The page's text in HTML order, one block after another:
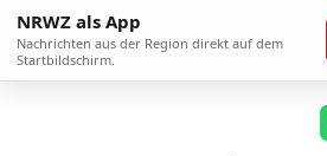
NRWZ als App
Nachrichten aus der Region direkt auf dem
Startbildschirm.